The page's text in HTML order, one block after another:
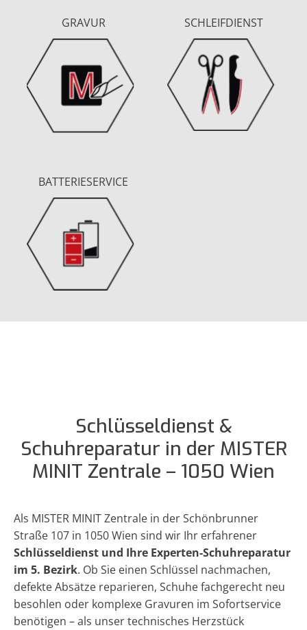
GRAVUR SCHLEIFDIENST
BATTERIESERVICE
Schlüsseldienst &
Schuhreparatur in der MISTER
MINIT Zentrale – 1050 Wien
Als MISTER MINIT Zentrale in der Schönbrunner
Straße 107 in 1050 Wien sind wir Ihr erfahrener
Schlüsseldienst und Ihre Experten-Schuhreparatur
im 5. Bezirk. Ob Sie einen Schlüssel nachmachen,
defekte Absätze reparieren, Schuhe fachgerecht neu
besohlen oder komplexe Gravuren im Sofortservice
benötigen – als unser technisches Herzstück